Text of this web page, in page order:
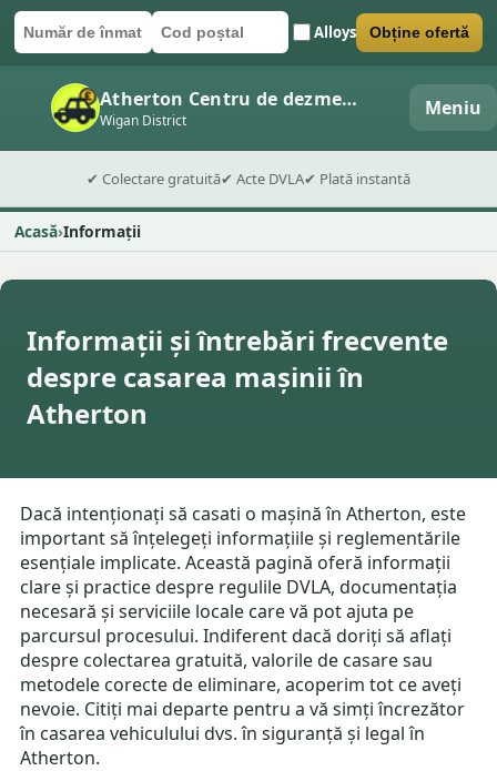
Număr de înmatriculare
Cod poștal Alloys
Trimite formularul Obține ofertă
Atherton Centru de dezmembrări auto
Wigan District Meniu
✔ Colectare gratuită✔ Acte DVLA✔ Plată instantă
Acasă Informații
Informații și întrebări frecvente
despre casarea mașinii în
Atherton
Dacă intenționați să casati o mașină în Atherton, este
important să înțelegeți informațiile și reglementările
esențiale implicate. Această pagină oferă informații
clare și practice despre regulile DVLA, documentația
necesară și serviciile locale care vă pot ajuta pe
parcursul procesului. Indiferent dacă doriți să aflați
despre colectarea gratuită, valorile de casare sau
metodele corecte de eliminare, acoperim tot ce aveți
nevoie. Citiți mai departe pentru a vă simți încrezător
în casarea vehiculului dvs. în siguranță și legal în
Atherton.